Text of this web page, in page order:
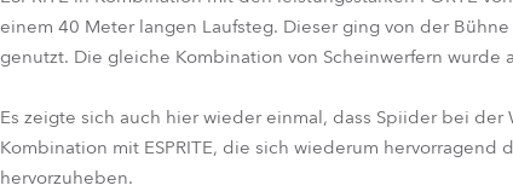
einem 40 Meter langen Laufsteg. Dieser ging von der
genutzt. Die gleiche Kombination von Scheinwerfern
Es zeigte sich auch hier wieder einmal, dass Spiider bei
Kombination mit ESPRITE, die sich wiederum
hervorzuheben.